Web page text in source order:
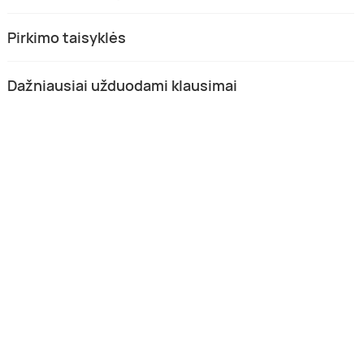
Pirkimo taisyklės
Dažniausiai užduodami klausimai